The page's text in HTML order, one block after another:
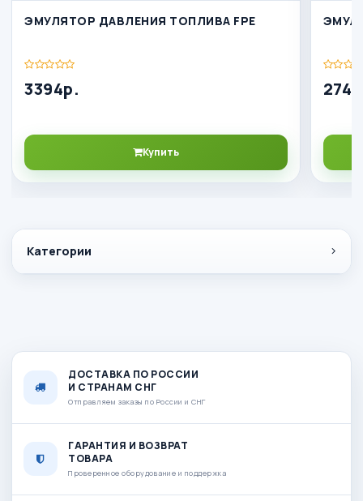
Категории
ЭМУЛЯТОР ДАВЛЕНИЯ ТОПЛИВА FPE
3394р.
Купить
ДОСТАВКА ПО РОССИИ
И СТРАНАМ СНГ
Отправляем заказы по России и СНГ
ГАРАНТИЯ И ВОЗВРАТ
ТОВАРА
Проверенное оборудование и поддержка